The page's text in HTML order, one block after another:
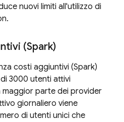
nuovi limiti all'utilizzo di
.
(Spark)
costi aggiuntivi (Spark)
3000 utenti attivi
maggior parte dei provider
giornaliero viene
di utenti unici che